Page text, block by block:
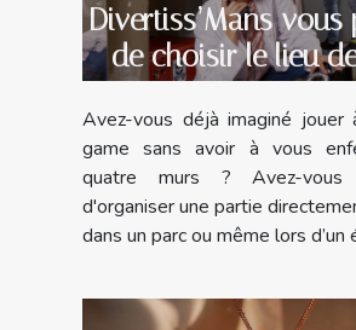
Divertiss’Mans vous
de choisir le lieu
escape game
Avez-vous déjà imaginé jouer
game sans avoir à vous
quatre murs ? Avez-
d'organiser une partie
dans un parc ou même lors d’un